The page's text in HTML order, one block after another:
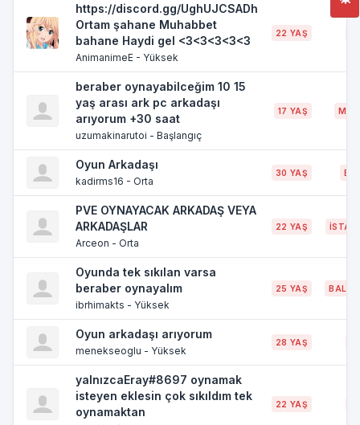
https://discord.gg/UghUJCSADh
Ortam şahane Muhabbet
bahane Haydi gel <3<3<3<3<3
AnimanimeE - Yüksek
22 YAŞ
beraber oynayabilceğim 10 15
yaş arası ark pc arkadaşı
arıyorum +30 saat
uzumakinarutoi - Başlangıç
17 YAŞ
Oyun Arkadaşı
kadirms16 - Orta
30 YAŞ
PVE OYNAYACAK ARKADAŞ VEYA
ARKADAŞLAR
Arceon - Orta
22 YAŞ
Oyunda tek sıkılan varsa
beraber oynayalım
ibrhimakts - Yüksek
25 YAŞ
Oyun arkadaşı arıyorum
menekseoglu - Yüksek
28 YAŞ
yalnızcaEray#8697 oynamak
isteyen eklesin çok sıkıldım tek
oynamaktan
22 YAŞ